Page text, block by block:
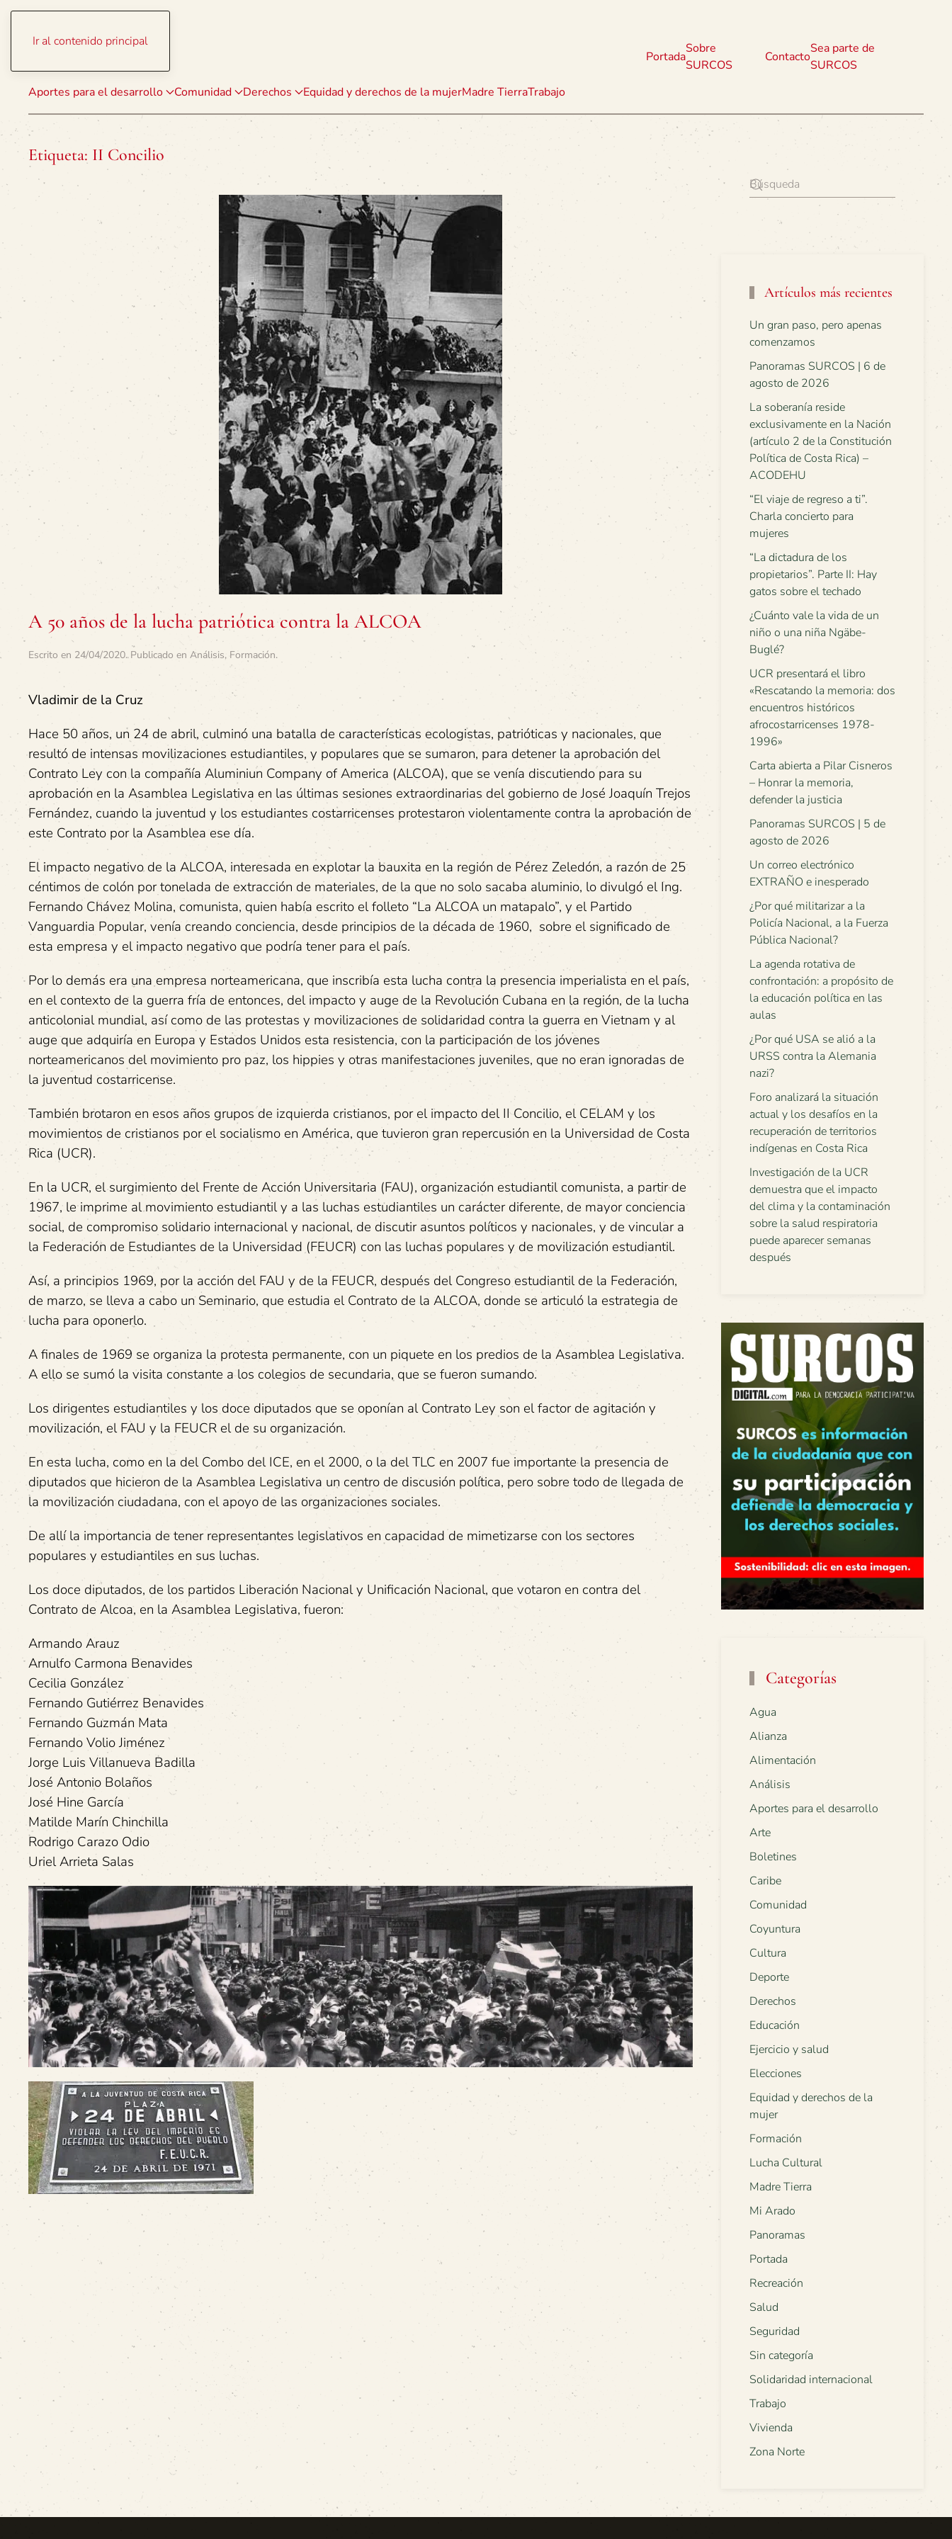
Ir al contenido principal
Aportes para el desarrollo Comunidad Derechos Equidad y derechos de la mujerMadre TierraTrabajo
Portada
Sobre
SURCOS
Contacto
Sea parte de
SURCOS
Etiqueta: II Concilio
A 50 años de la lucha patriótica contra la ALCOA
Escrito en 24/04/2020. Publicado en Análisis, Formación.
Vladimir de la Cruz
Hace 50 años, un 24 de abril, culminó una batalla de características ecologistas, patrióticas y nacionales, que
resultó de intensas movilizaciones estudiantiles, y populares que se sumaron, para detener la aprobación del
Contrato Ley con la compañía Aluminiun Company of America (ALCOA), que se venía discutiendo para su
aprobación en la Asamblea Legislativa en las últimas sesiones extraordinarias del gobierno de José Joaquín Trejos
Fernández, cuando la juventud y los estudiantes costarricenses protestaron violentamente contra la aprobación de
este Contrato por la Asamblea ese día.
El impacto negativo de la ALCOA, interesada en explotar la bauxita en la región de Pérez Zeledón, a razón de 25
céntimos de colón por tonelada de extracción de materiales, de la que no solo sacaba aluminio, lo divulgó el Ing.
Fernando Chávez Molina, comunista, quien había escrito el folleto “La ALCOA un matapalo”, y el Partido
Vanguardia Popular, venía creando conciencia, desde principios de la década de 1960, sobre el significado de
esta empresa y el impacto negativo que podría tener para el país.
Por lo demás era una empresa norteamericana, que inscribía esta lucha contra la presencia imperialista en el país,
en el contexto de la guerra fría de entonces, del impacto y auge de la Revolución Cubana en la región, de la lucha
anticolonial mundial, así como de las protestas y movilizaciones de solidaridad contra la guerra en Vietnam y al
auge que adquiría en Europa y Estados Unidos esta resistencia, con la participación de los jóvenes
norteamericanos del movimiento pro paz, los hippies y otras manifestaciones juveniles, que no eran ignoradas de
la juventud costarricense.
También brotaron en esos años grupos de izquierda cristianos, por el impacto del II Concilio, el CELAM y los
movimientos de cristianos por el socialismo en América, que tuvieron gran repercusión en la Universidad de Costa
Rica (UCR).
En la UCR, el surgimiento del Frente de Acción Universitaria (FAU), organización estudiantil comunista, a partir de
1967, le imprime al movimiento estudiantil y a las luchas estudiantiles un carácter diferente, de mayor conciencia
social, de compromiso solidario internacional y nacional, de discutir asuntos políticos y nacionales, y de vincular a
la Federación de Estudiantes de la Universidad (FEUCR) con las luchas populares y de movilización estudiantil.
Así, a principios 1969, por la acción del FAU y de la FEUCR, después del Congreso estudiantil de la Federación,
de marzo, se lleva a cabo un Seminario, que estudia el Contrato de la ALCOA, donde se articuló la estrategia de
lucha para oponerlo.
A finales de 1969 se organiza la protesta permanente, con un piquete en los predios de la Asamblea Legislativa.
A ello se sumó la visita constante a los colegios de secundaria, que se fueron sumando.
Los dirigentes estudiantiles y los doce diputados que se oponían al Contrato Ley son el factor de agitación y
movilización, el FAU y la FEUCR el de su organización.
En esta lucha, como en la del Combo del ICE, en el 2000, o la del TLC en 2007 fue importante la presencia de
diputados que hicieron de la Asamblea Legislativa un centro de discusión política, pero sobre todo de llegada de
la movilización ciudadana, con el apoyo de las organizaciones sociales.
De allí la importancia de tener representantes legislativos en capacidad de mimetizarse con los sectores
populares y estudiantiles en sus luchas.
Los doce diputados, de los partidos Liberación Nacional y Unificación Nacional, que votaron en contra del
Contrato de Alcoa, en la Asamblea Legislativa, fueron:
Armando Arauz
Arnulfo Carmona Benavides
Cecilia González
Fernando Gutiérrez Benavides
Fernando Guzmán Mata
Fernando Volio Jiménez
Jorge Luis Villanueva Badilla
José Antonio Bolaños
José Hine García
Matilde Marín Chinchilla
Rodrigo Carazo Odio
Uriel Arrieta Salas
Artículos más recientes
Un gran paso, pero apenas
comenzamos
Panoramas SURCOS | 6 de
agosto de 2026
La soberanía reside
exclusivamente en la Nación
(artículo 2 de la Constitución
Política de Costa Rica) –
ACODEHU
“El viaje de regreso a ti”.
Charla concierto para
mujeres
“La dictadura de los
propietarios”. Parte II: Hay
gatos sobre el techado
¿Cuánto vale la vida de un
niño o una niña Ngäbe-
Buglé?
UCR presentará el libro
«Rescatando la memoria: dos
encuentros históricos
afrocostarricenses 1978-
1996»
Carta abierta a Pilar Cisneros
– Honrar la memoria,
defender la justicia
Panoramas SURCOS | 5 de
agosto de 2026
Un correo electrónico
EXTRAÑO e inesperado
¿Por qué militarizar a la
Policía Nacional, a la Fuerza
Pública Nacional?
La agenda rotativa de
confrontación: a propósito de
la educación política en las
aulas
¿Por qué USA se alió a la
URSS contra la Alemania
nazi?
Foro analizará la situación
actual y los desafíos en la
recuperación de territorios
indígenas en Costa Rica
Investigación de la UCR
demuestra que el impacto
del clima y la contaminación
sobre la salud respiratoria
puede aparecer semanas
después
Categorías
Agua
Alianza
Alimentación
Análisis
Aportes para el desarrollo
Arte
Boletines
Caribe
Comunidad
Coyuntura
Cultura
Deporte
Derechos
Educación
Ejercicio y salud
Elecciones
Equidad y derechos de la
mujer
Formación
Lucha Cultural
Madre Tierra
Mi Arado
Panoramas
Portada
Recreación
Salud
Seguridad
Sin categoría
Solidaridad internacional
Trabajo
Vivienda
Zona Norte